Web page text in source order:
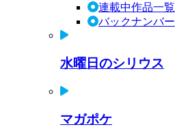
連載中作品一覧
バックナンバー
水曜日のシリウス
マガポケ